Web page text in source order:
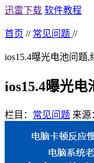
迅雷下载 软件教程
首页 // 常见问题 //
ios15.4曝光电池问题
ios15.4曝光
栏目： 常见问题 来源